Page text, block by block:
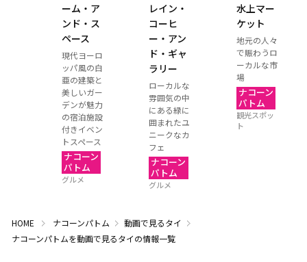
ーム・ア
ンド・ス
ペース
現代ヨーロ
ッパ風の白
亜の建築と
美しいガー
デンが魅力
の宿泊施設
付きイベン
トスペース
ナコーン
パトム
グルメ
レイン・
コーヒ
ー・アン
ド・ギャ
ラリー
ローカルな
雰囲気の中
にある緑に
囲まれたユ
ニークなカ
フェ
ナコーン
パトム
グルメ
水上マー
ケット
地元の人々
で賑わうロ
ーカルな市
場
ナコーン
パトム
観光スポッ
ト
HOME ナコーンパトム
動画で見るタイ
ナコーンパトムを動画で見るタイの情報一覧